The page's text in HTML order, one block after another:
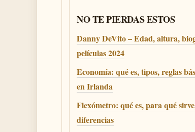
NO TE PIERDAS ESTOS
Danny DeVito – Edad, altura,
películas 2024
Economía: qué es, tipos, reglas
en Irlanda
Flexómetro: qué es, para qué
diferencias